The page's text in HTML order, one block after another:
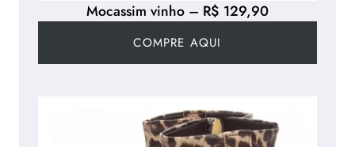
Mocassim vinho – R$ 129,90
COMPRE AQUI